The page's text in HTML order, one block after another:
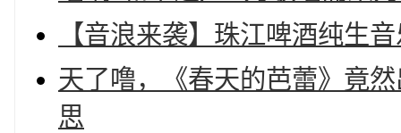
【音浪来袭】珠江啤酒纯生
天了噜，《春天的芭蕾》竟
思